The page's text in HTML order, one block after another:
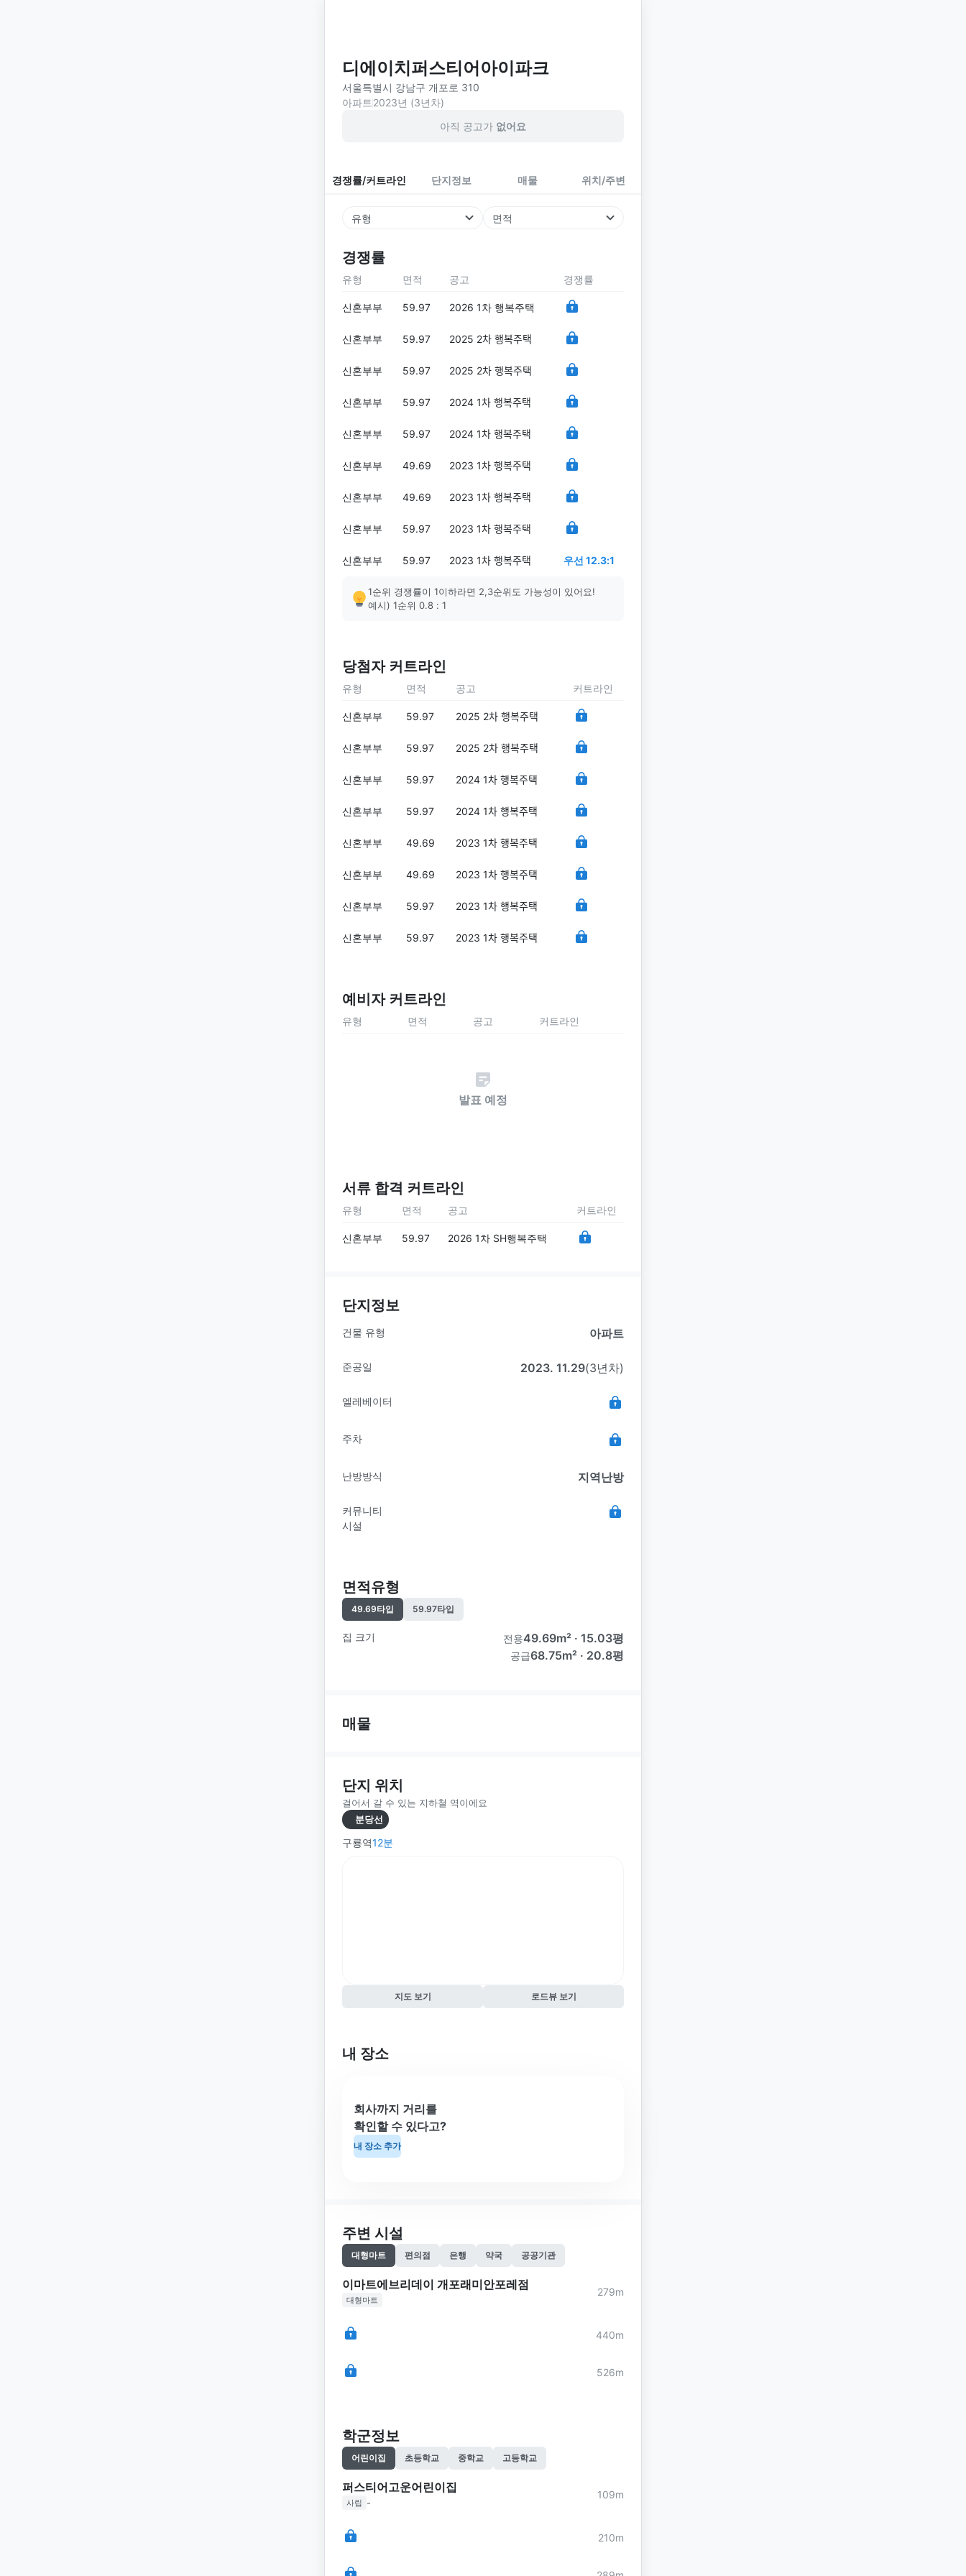
디에이치퍼스티어아이파크
서울특별시 강남구 개포로 310
아파트 2023년 (3년차)
아직 공고가 없어요
경쟁률/커트라인 단지정보 매물 위치/주변
유형 면적
경쟁률
유형 면적 공고 경쟁률
신혼부부 59.97 2026 1차 행복주택
신혼부부 59.97 2025 2차 행복주택
신혼부부 59.97 2025 2차 행복주택
신혼부부 59.97 2024 1차 행복주택
신혼부부 59.97 2024 1차 행복주택
신혼부부 49.69 2023 1차 행복주택
신혼부부 49.69 2023 1차 행복주택
신혼부부 59.97 2023 1차 행복주택
신혼부부 59.97 2023 1차 행복주택 우선 12.3:1
1순위 경쟁률이 1이하라면 2,3순위도 가능성이 있어요!
예시) 1순위 0.8 : 1
당첨자 커트라인
유형 면적 공고 커트라인
신혼부부 59.97 2025 2차 행복주택
신혼부부 59.97 2025 2차 행복주택
신혼부부 59.97 2024 1차 행복주택
신혼부부 59.97 2024 1차 행복주택
신혼부부 49.69 2023 1차 행복주택
신혼부부 49.69 2023 1차 행복주택
신혼부부 59.97 2023 1차 행복주택
신혼부부 59.97 2023 1차 행복주택
예비자 커트라인
유형 면적 공고 커트라인
발표 예정
서류 합격 커트라인
유형 면적 공고 커트라인
신혼부부 59.97 2026 1차 SH행복주택
단지정보
건물 유형 아파트
준공일 2023. 11.29(3년차)
엘레베이터
주차
난방방식 지역난방
커뮤니티
시설
면적유형
49.69타입 59.97타입
집 크기 전용49.69m² · 15.03평
공급68.75m² · 20.8평
매물
단지 위치
걸어서 갈 수 있는 지하철 역이에요
분당선
구룡역12분
지도 보기 로드뷰 보기
내 장소
회사까지 거리를
확인할 수 있다고?
내 장소 추가
주변 시설
대형마트 편의점 은행 약국 공공기관
이마트에브리데이 개포래미안포레점
대형마트
279m
440m
526m
학군정보
어린이집 초등학교 중학교 고등학교
퍼스티어고운어린이집
사립 -
109m
210m